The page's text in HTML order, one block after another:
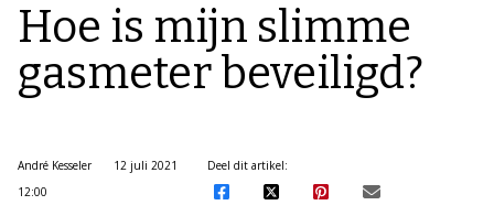
Hoe is mijn slimme
gasmeter beveiligd?
André Kesseler
12 juli 2021
12:00
Deel dit artikel: